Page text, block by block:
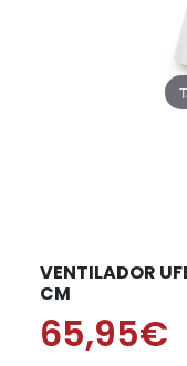
VENTILADOR
CM
65,95€